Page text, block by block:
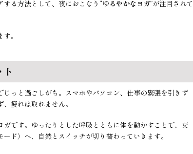
る方法として、夜におこなう“ゆるやかなヨガ”が注目されて
。
っと過ごしがち。スマホやパソコン、仕事の緊張を引きず
疲れは取れません。
ガです。ゆったりとした呼吸とともに体を動かすことで、交
ド）へ、自然とスイッチが切り替わっていきます。